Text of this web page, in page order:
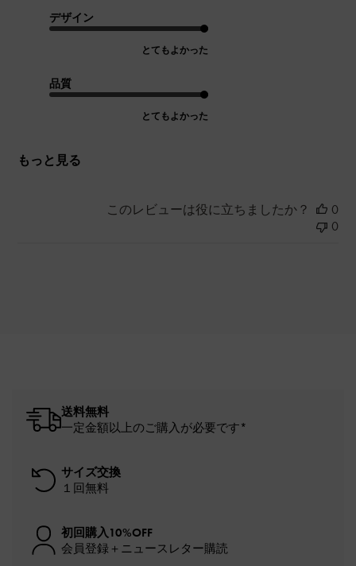
デザイン
とてもよかった
品質
とてもよかった
もっと見る
このレビューは役に立ちましたか？
0
0
送料無料
一定金額以上のご購入が必要です*
サイズ交換
１回無料
初回購入10%OFF
会員登録＋ニュースレター購読